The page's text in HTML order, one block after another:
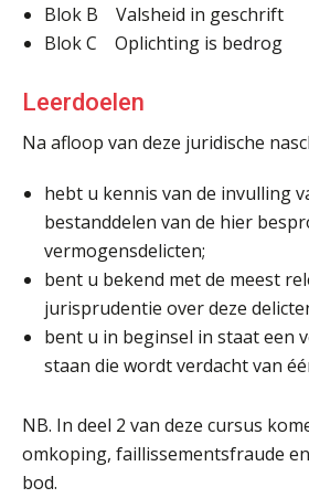
Blok B Valsheid in geschrift
Blok C Oplichting is bedrog
Leerdoelen
Na afloop van deze juridische
hebt u kennis van de invulling
bestanddelen van de hier
vermogensdelicten;
bent u bekend met de meest
jurisprudentie over deze
bent u in beginsel in staat een
staan die wordt verdacht van
NB. In deel 2 van deze cursus
omkoping, faillissementsfraude
bod.